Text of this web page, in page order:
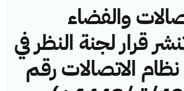
والفضاء
قرار لجنة النظر في
الاتصالات رقم